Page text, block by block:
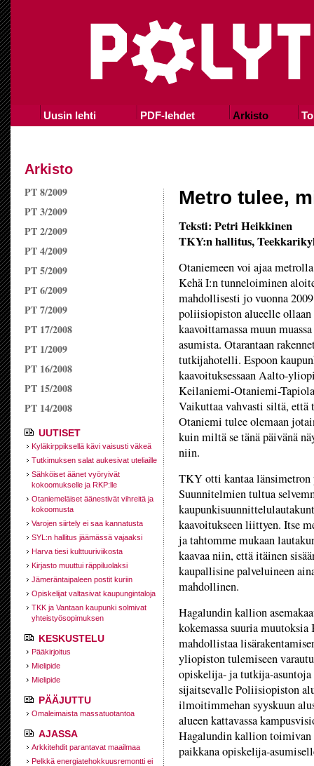
Uusin lehti PDF-lehdet Arkisto
Arkisto
PT 8/2009
PT 3/2009
PT 2/2009
PT 4/2009
PT 5/2009
PT 6/2009
PT 7/2009
PT 17/2008
PT 1/2009
PT 16/2008
PT 15/2008
PT 14/2008
UUTISET
Kyläkirppiksellä kävi vaisusti väkeä
Tutkimuksen salat aukesivat uteliaille
Sähköiset äänet vyöryivät
kokoomukselle ja RKP:lle
Otaniemeläiset äänestivät vihreitä ja
kokoomusta
Varojen siirtely ei saa kannatusta
SYL:n hallitus jäämässä vajaaksi
Harva tiesi kulttuuriviikosta
Kirjasto muuttui räppiluolaksi
Jämeräntaipaleen postit kuriin
Opiskelijat valtasivat kaupungintaloja
TKK ja Vantaan kaupunki solmivat
yhteistyösopimuksen
KESKUSTELU
Pääkirjoitus
Mielipide
Mielipide
PÄÄJUTTU
Omaleimaista massatuotantoa
AJASSA
Arkkitehdit parantavat maailmaa
Pelkkä energiatehokkuusremontti ei
Metro tulee,
Teksti: Petri Heikkinen
TKY:n hallitus,
Otaniemeen voi ajaa
Kehä I:n tunneloiminen
mahdollisesti jo vuonna
poliisiopiston alueelle ollaan
kaavoittamassa muun
asumista. Otarantaan
tutkijahotelli. Espoon
kaavoituksessaan Aalto-
Keilaniemi-Otaniemi-
Vaikuttaa vahvasti siltä, että
Otaniemi tulee olemaan
kuin miltä se tänä päivänä
niin.
TKY otti kantaa länsimetron
Suunnitelmien tultua
kaavoitukseen liittyen. Itse
ja tahtomme mukaan
kaavaa niin, että itäinen
kaupallisine palveluineen
mahdollinen.
Hagalundin kallion
kokemassa suuria
mahdollistaa
yliopiston tulemiseen
opiskelija- ja tutkija-
sijaitsevalle Poliisiopiston
ilmoitimmehan syyskuun
alueen kattavassa
Hagalundin kallion toimivan
paikkana opiskelija-